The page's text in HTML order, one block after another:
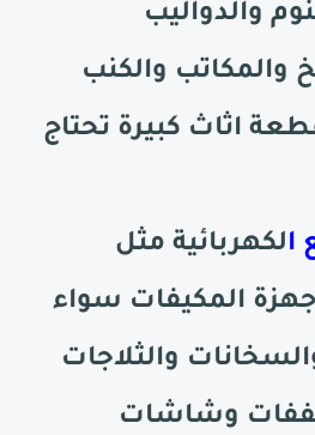
والدواليب
والمكاتب والكنب
اثاث كبيرة تحتاج
الكهربائية مثل
المكيفات سواء
والثلاجات
وشاشات